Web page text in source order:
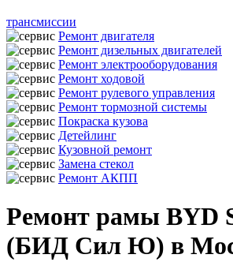
трансмиссии
Ремонт двигателя
Ремонт дизельных двигателей
Ремонт электрооборудования
Ремонт ходовой
Ремонт рулевого управления
Ремонт тормозной системы
Покраска кузова
Детейлинг
Кузовной ремонт
Замена стекол
Ремонт АКПП
Ремонт рамы BYD
(БИД Сил Ю) в